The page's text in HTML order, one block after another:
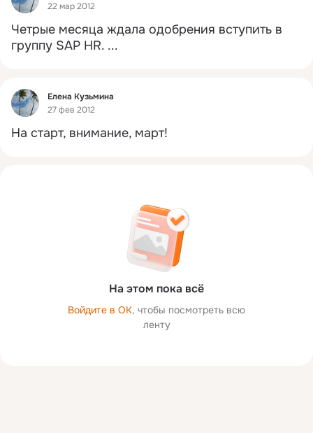
22 мар 2012
Четрые месяца ждала одобрения вступить в
группу SAP HR. ...
Фид
Елена Кузьмина
27 фев 2012
На старт, внимание, март!
На этом пока всё
Войдите в ОК, чтобы посмотреть всю
ленту